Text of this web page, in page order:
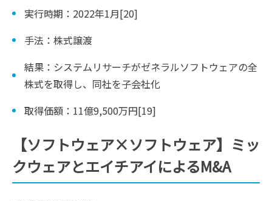
実行時期：2022年1月[20]
手法：株式譲渡
結果：システムリサーチがゼネラルソフトウェアの全
株式を取得し、同社を子会社化
取得価額：11億9,500万円[19]
【ソフトウェア×ソフトウェア】ミッ
クウェアとエイチアイによるM&A